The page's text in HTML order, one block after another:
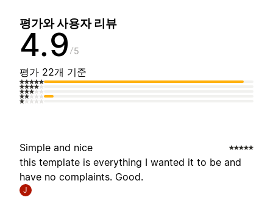
평가와 사용자 리뷰
4.9 5
평가 22개 기준
Simple and nice
this template is everything I wanted it to be and
have no complaints. Good.
J